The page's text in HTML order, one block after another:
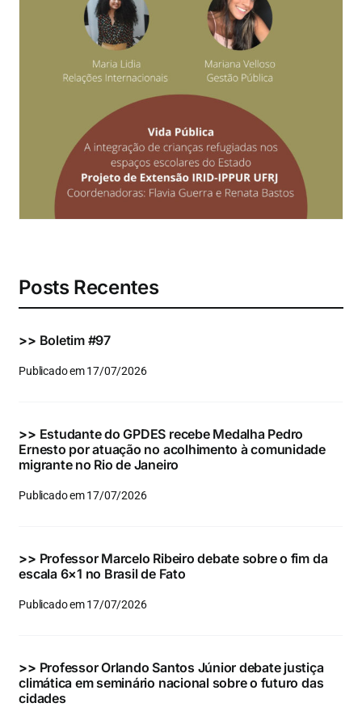
Eventos e Certificados
Comunicação
Posts Recentes
>> Boletim #97
Publicado em 17/07/2026
>> Estudante do GPDES recebe Medalha Pedro
Ernesto por atuação no acolhimento à comunidade
migrante no Rio de Janeiro
Publicado em 17/07/2026
>> Professor Marcelo Ribeiro debate sobre o fim da
escala 6×1 no Brasil de Fato
Publicado em 17/07/2026
>> Professor Orlando Santos Júnior debate justiça
climática em seminário nacional sobre o futuro das
cidades